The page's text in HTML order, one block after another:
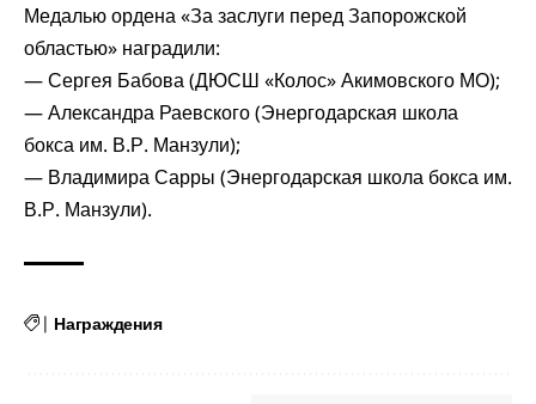
Медалью ордена «За заслуги перед Запорожской
областью» наградили:
— Сергея Бабова (ДЮСШ «Колос» Акимовского МО);
— Александра Раевского (Энергодарская школа
бокса им. В.Р. Манзули);
— Владимира Сарры (Энергодарская школа бокса им.
В.Р. Манзули).
| Награждения